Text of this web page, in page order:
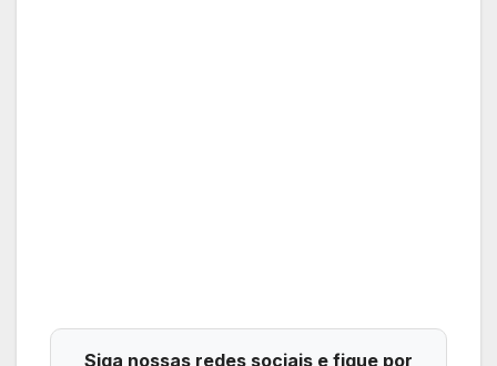
Siga nossas redes sociais e fique por